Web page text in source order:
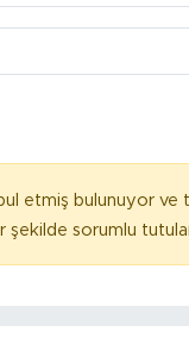
etmiş bulunuyor ve
şekilde sorumlu